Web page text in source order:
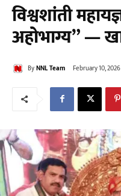
विश्वशांती
अहोभाग्य” —
ByNNL Team February 10, 2026